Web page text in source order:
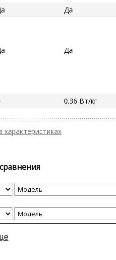
Да
Да
0.36 Вт/кг